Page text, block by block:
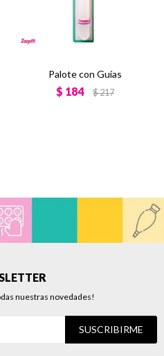
Palote con Guías
$ 184 $217
nuestras novedades!
SUSCRIBIRME